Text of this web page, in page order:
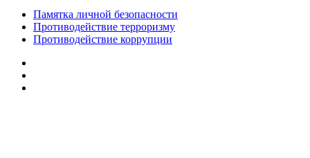
Памятка личной безопасности
Противодействие терроризму
Противодействие коррупции